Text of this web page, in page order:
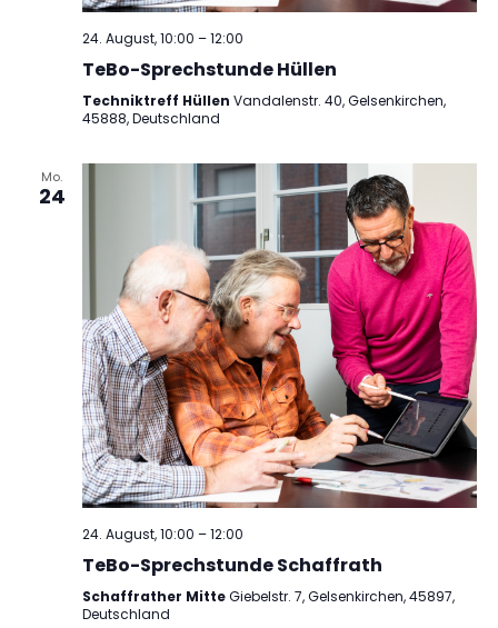
24. August, 10:00 –12:00
TeBo-Sprechstunde Hüllen
Techniktreff Hüllen Vandalenstr. 40, Gelsenkirchen,
45888, Deutschland
Mo.
24
24. August, 10:00 –12:00
TeBo-Sprechstunde Schaffrath
Schaffrather MitteGiebelstr. 7, Gelsenkirchen, 45897,
Deutschland